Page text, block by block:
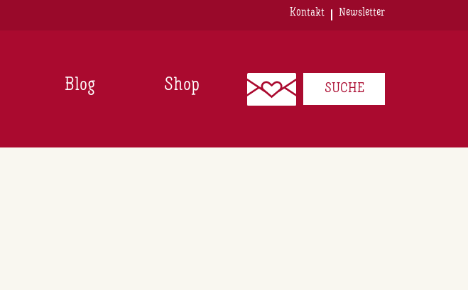
Kontakt Newsletter
Blog Shop SUCHE